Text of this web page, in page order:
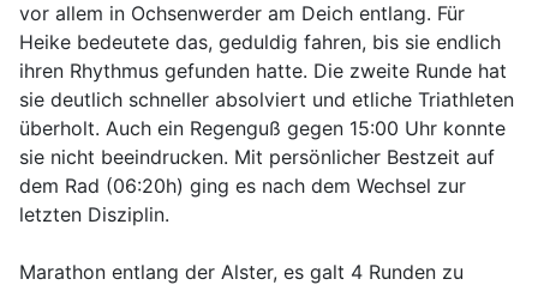
vor allem in Ochsenwerder am Deich entlang. Für
Heike bedeutete das, geduldig fahren, bis sie endlich
ihren Rhythmus gefunden hatte. Die zweite Runde hat
sie deutlich schneller absolviert und etliche Triathleten
überholt. Auch ein Regenguß gegen 15:00 Uhr konnte
sie nicht beeindrucken. Mit persönlicher Bestzeit auf
dem Rad (06:20h) ging es nach dem Wechsel zur
letzten Disziplin.
Marathon entlang der Alster, es galt 4 Runden zu